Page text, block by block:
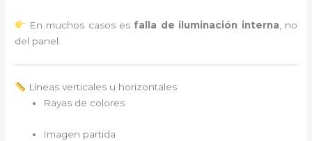
En muchos casos es falla de iluminación interna , no
del panel.
Líneas verticales u horizontales
Rayas de colores
Imagen partida